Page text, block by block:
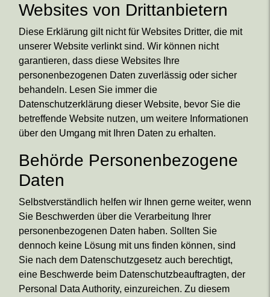
Websites von Drittanbietern
Diese Erklärung gilt nicht für Websites Dritter, die mit
unserer Website verlinkt sind. Wir können nicht
garantieren, dass diese Websites Ihre
personenbezogenen Daten zuverlässig oder sicher
behandeln. Lesen Sie immer die
Datenschutzerklärung dieser Website, bevor Sie die
betreffende Website nutzen, um weitere Informationen
über den Umgang mit Ihren Daten zu erhalten.
Behörde Personenbezogene
Daten
Selbstverständlich helfen wir Ihnen gerne weiter, wenn
Sie Beschwerden über die Verarbeitung Ihrer
personenbezogenen Daten haben. Sollten Sie
dennoch keine Lösung mit uns finden können, sind
Sie nach dem Datenschutzgesetz auch berechtigt,
eine Beschwerde beim Datenschutzbeauftragten, der
Personal Data Authority, einzureichen. Zu diesem